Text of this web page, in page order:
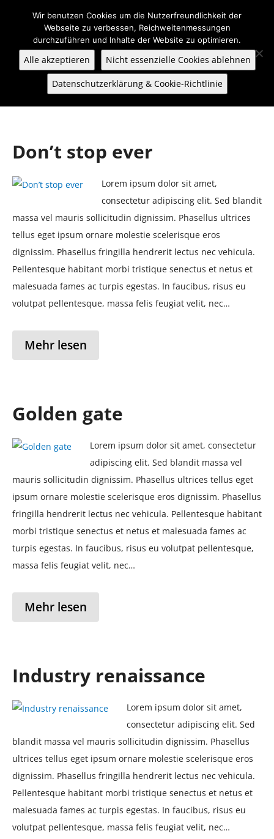
Don’t stop ever
Lorem ipsum dolor sit amet,
consectetur adipiscing elit. Sed blandit
massa vel mauris sollicitudin dignissim. Phasellus ultrices
tellus eget ipsum ornare molestie scelerisque eros
dignissim. Phasellus fringilla hendrerit lectus nec vehicula.
Pellentesque habitant morbi tristique senectus et netus et
malesuada fames ac turpis egestas. In faucibus, risus eu
volutpat pellentesque, massa felis feugiat velit, nec…
Mehr lesen
Golden gate
Lorem ipsum dolor sit amet, consectetur
adipiscing elit. Sed blandit massa vel
mauris sollicitudin dignissim. Phasellus ultrices tellus eget
ipsum ornare molestie scelerisque eros dignissim. Phasellus
fringilla hendrerit lectus nec vehicula. Pellentesque habitant
morbi tristique senectus et netus et malesuada fames ac
turpis egestas. In faucibus, risus eu volutpat pellentesque,
massa felis feugiat velit, nec…
Mehr lesen
Industry renaissance
Lorem ipsum dolor sit amet,
consectetur adipiscing elit. Sed
blandit massa vel mauris sollicitudin dignissim. Phasellus
ultrices tellus eget ipsum ornare molestie scelerisque eros
dignissim. Phasellus fringilla hendrerit lectus nec vehicula.
Pellentesque habitant morbi tristique senectus et netus et
malesuada fames ac turpis egestas. In faucibus, risus eu
volutpat pellentesque, massa felis feugiat velit, nec…
Wir benutzen Cookies um die Nutzerfreundlichkeit der
Webseite zu verbessen, Reichweitenmessungen
durchzuführen und Inhalte der Website zu optimieren.
Alle akzeptieren Nicht essenzielle Cookies ablehnen
Datenschutzerklärung & Cookie-Richtlinie